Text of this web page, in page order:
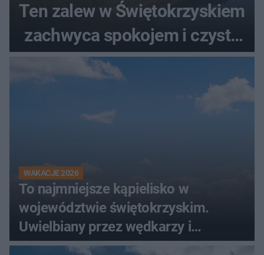
Ten zalew w Świętokrzyskiem
zachwyca spokojem i czystą
wodą
WAKACJE 2026
To najmniejsze kąpielisko w
województwie świętokrzyskim.
Uwielbiany przez wędkarzy i
turystów